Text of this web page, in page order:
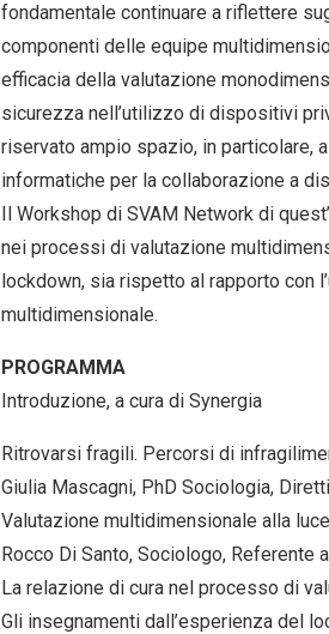
fondamentale continuare a riflettere
componenti delle equipe
efficacia della valutazione
sicurezza nell’utilizzo di dispositivi
riservato ampio spazio, in particolare,
informatiche per la collaborazione a
Il Workshop di SVAM Network di
nei processi di valutazione
lockdown, sia rispetto al rapporto con
multidimensionale.
PROGRAMMA
Introduzione, a cura di Synergia
Ritrovarsi fragili. Percorsi di
Giulia Mascagni, PhD Sociologia,
Valutazione multidimensionale alla
Rocco Di Santo, Sociologo, Referente
La relazione di cura nel processo di
Gli insegnamenti dall’esperienza del